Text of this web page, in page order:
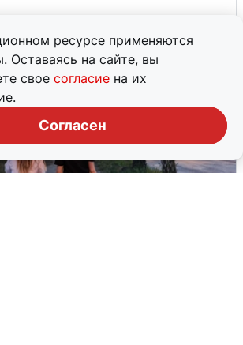
ресурсе применяются
Оставаясь на сайте, вы
свое согласие на их
Согласен